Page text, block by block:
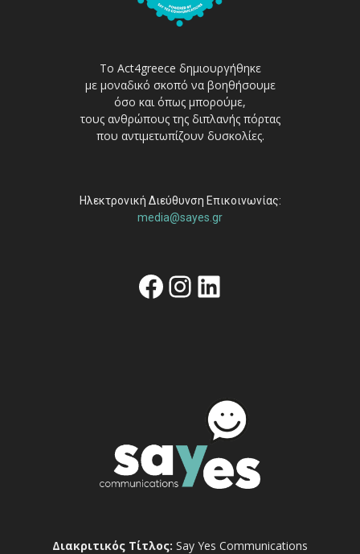
Το Act4greece δημιουργήθηκε
με μοναδικό σκοπό να βοηθήσουμε
όσο και όπως μπορούμε,
τους ανθρώπους της διπλανής πόρτας
που αντιμετωπίζουν δυσκολίες.
Ηλεκτρονική Διεύθυνση Επικοινωνίας:
media@sayes.gr
Facebook
Instagram
Linkedin
Διακριτικός Τίτλος: Say Yes Communications